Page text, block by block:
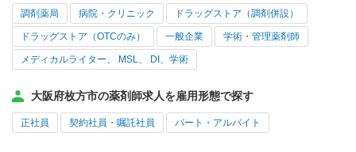
調剤薬局 病院・クリニック ドラッグストア（調剤併設）
ドラッグストア（OTCのみ） 一般企業 学術・管理薬剤師
メディカルライター、 MSL、 DI、学術
大阪府枚方市の薬剤師求人を雇用形態で探す
正社員 契約社員・嘱託社員 パート・アルバイト